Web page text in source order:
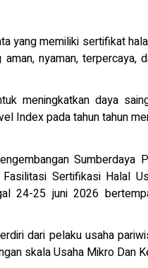
yang memiliki sertifikat
nyaman, terpercaya,
meningkatkan daya
Index pada tahun tahun
Sumberdaya
Sertifikasi Halal
24-25 juni 2026
dari pelaku usaha
skala Usaha Mikro Dan